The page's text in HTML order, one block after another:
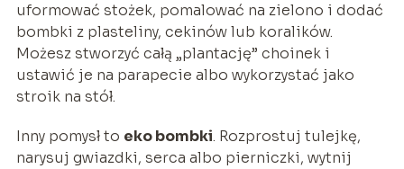
uformować stożek, pomalować na zielono i dodać
bombki z plasteliny, cekinów lub koralików.
Możesz stworzyć całą „plantację” choinek i
ustawić je na parapecie albo wykorzystać jako
stroik na stół.
Inny pomysł to eko bombki. Rozprostuj tulejkę,
narysuj gwiazdki, serca albo pierniczki, wytnij